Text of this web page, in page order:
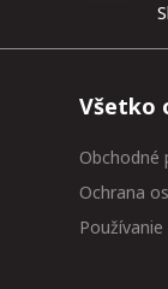
Všetko
Obchodné
Ochrana